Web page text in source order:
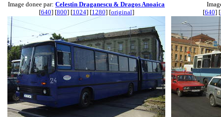
Image donee par: Celestin Draganescu & Dragos Anoaica
[640] [800] [1024] [1280] [original]
[640] [